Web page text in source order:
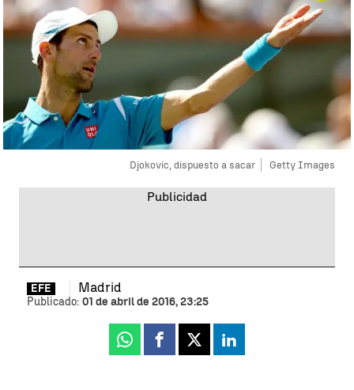
Djokovic, dispuesto a sacar Getty Images
EFE Madrid
Publicado: 01 de abril de 2016, 23:25
Whatsapp
Facebook
X Linkedin